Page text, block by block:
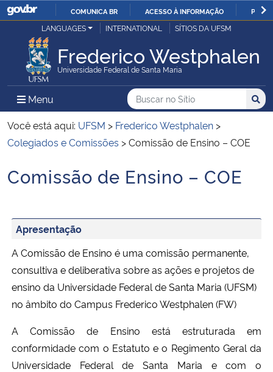
IR
O
COMUNICA BR ACESSO À INFORMAÇÃO
Ministério da Justiça e Segurança Pública
Ministério da Defesa
Ministério das Relações Exteriores
Ministério da Infraestrutura
Ministério da Agricultura, Pecuária e Abastecimento
Ministério da Educação
Ministério da Cidadania
Ministério de Minas e Energia
LANGUAGES INTERNATIONAL SÍTIOS DA UFSM
Frederico Westphalen
Universidade Federal de Santa Maria
Menu Menu Principal do Sítio
Busca
Buscar no no Sítio
Busca:
Você está aqui: UFSM > Frederico Westphalen >
Colegiados e Comissões >Comissão de Ensino – COE
Início do conteúdo
Comissão de Ensino – COE
Apresentação
A Comissão de Ensino é uma comissão permanente,
consultiva e deliberativa sobre as ações e projetos de
ensino da Universidade Federal de Santa Maria (UFSM)
no âmbito do Campus Frederico Westphalen (FW)
A Comissão de Ensino está estruturada em
conformidade com o Estatuto e o Regimento Geral da
Universidade Federal de Santa Maria e com o